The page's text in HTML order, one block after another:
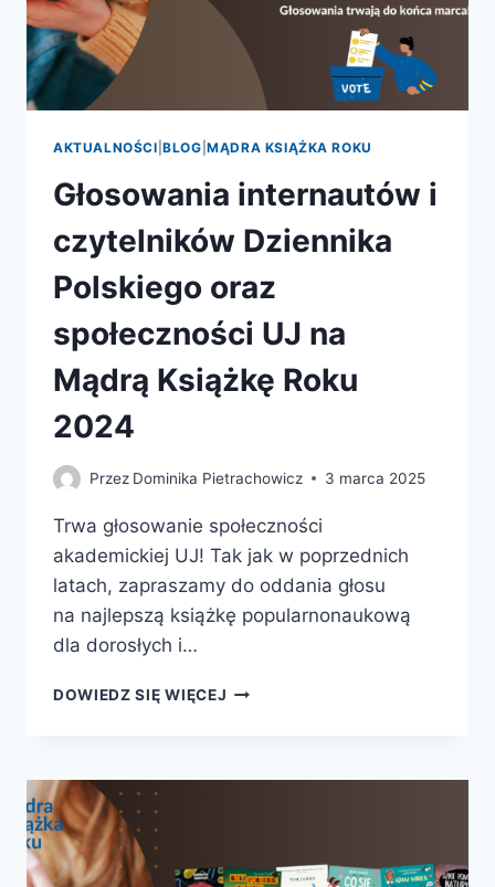
AKTUALNOŚCI |BLOG |MĄDRA KSIĄŻKA ROKU
Głosowania internautów i
czytelników Dziennika
Polskiego oraz
społeczności UJ na
Mądrą Książkę Roku
2024
Przez Dominika Pietrachowicz 3 marca 2025
Trwa głosowanie społeczności
akademickiej UJ! Tak jak w poprzednich
latach, zapraszamy do oddania głosu
na najlepszą książkę popularnonaukową
dla dorosłych i…
DOWIEDZ SIĘ WIĘCEJ GŁOSOWANIA
DZIENNIKA
UJ